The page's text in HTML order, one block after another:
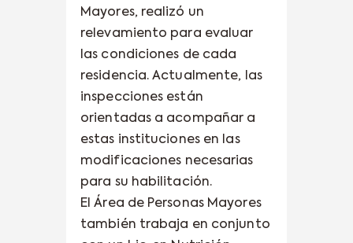
Mayores, realizó un
relevamiento para evaluar
las condiciones de cada
residencia. Actualmente, las
inspecciones están
orientadas a acompañar a
estas instituciones en las
modificaciones necesarias
para su habilitación.
El Área de Personas Mayores
también trabaja en conjunto